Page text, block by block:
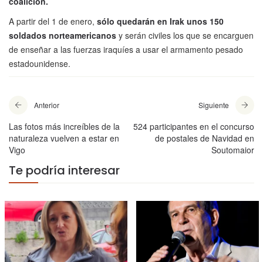
A partir del 1 de enero, sólo quedarán en Irak unos 150
soldados norteamericanos y serán civiles los que se encarguen
de enseñar a las fuerzas iraquíes a usar el armamento pesado
estadounidense.
Anterior
Las fotos más increíbles de la
naturaleza vuelven a estar en
Vigo
Siguiente
524 participantes en el concurso
de postales de Navidad en
Soutomaior
Te podría interesar